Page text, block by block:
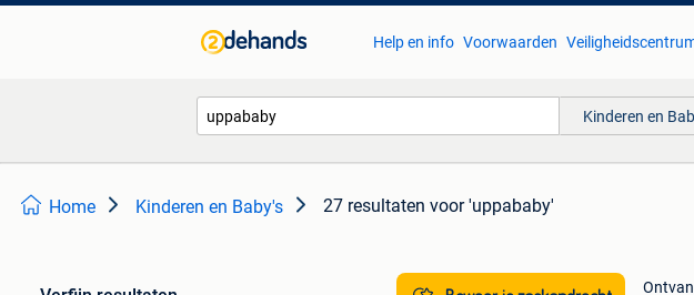
Help en info Voorwaarden
Kinderen en
Home Kinderen en Baby's 27 resultaten voor 'uppababy'